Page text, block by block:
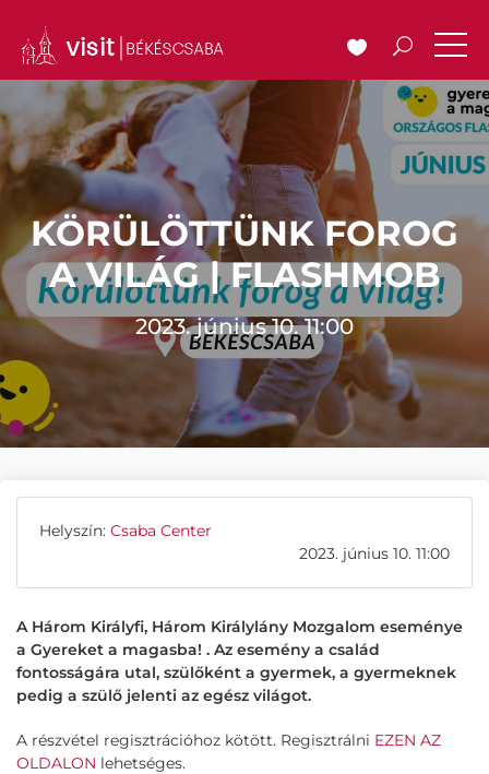
KÖRÜLÖTTÜNK FOROG
A VILÁG | FLASHMOB
2023. június 10. 11:00
Helyszín: Csaba Center
2023. június 10. 11:00
A Három Királyfi, Három Királylány Mozgalom eseménye
a Gyereket a magasba! . Az esemény a család
fontosságára utal, szülőként a gyermek, a gyermeknek
pedig a szülő jelenti az egész világot.
A részvétel regisztrációhoz kötött. Regisztrálni EZEN AZ
OLDALON lehetséges.